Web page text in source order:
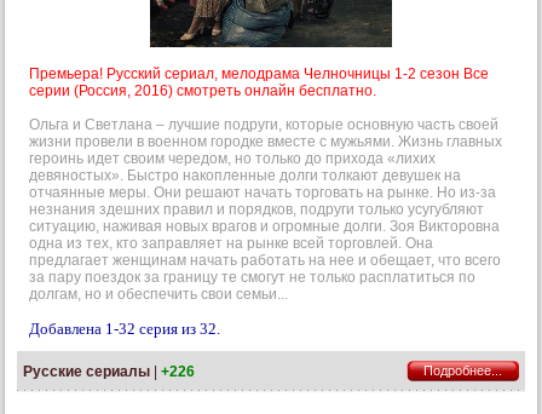
Премьера! Русский сериал, мелодрама Челночницы 1-2 сезон Все
серии (Россия, 2016) смотреть онлайн бесплатно.
Ольга и Светлана – лучшие подруги, которые основную часть своей
жизни провели в военном городке вместе с мужьями. Жизнь главных
героинь идет своим чередом, но только до прихода «лихих
девяностых». Быстро накопленные долги толкают девушек на
отчаянные меры. Они решают начать торговать на рынке. Но из-за
незнания здешних правил и порядков, подруги только усугубляют
ситуацию, наживая новых врагов и огромные долги. Зоя Викторовна
одна из тех, кто заправляет на рынке всей торговлей. Она
предлагает женщинам начать работать на нее и обещает, что всего
за пару поездок за границу те смогут не только расплатиться по
долгам, но и обеспечить свои семьи...
Добавлена 1-32 серия из 32.
Русские сериалы | +226 Подробнее...